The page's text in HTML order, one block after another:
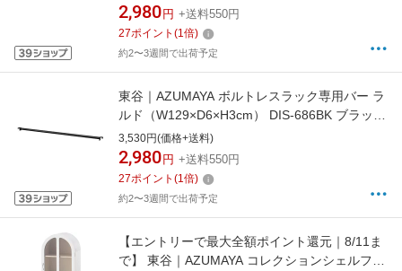
2,980 円 +送料550円
27ポイント (1倍)
約2〜3週間で出荷予定
東谷｜AZUMAYA ボルトレスラック専用バー ラ
ルド（W129×D6×H3cm） DIS-686BK ブラック
【キャンセル・返品不可】
3,530円(価格+送料)
2,980 円 +送料550円
27ポイント (1倍)
約2〜3週間で出荷予定
【エントリーで最大全額ポイント還元｜8/11ま
で】 東谷｜AZUMAYA コレクションシェルフ